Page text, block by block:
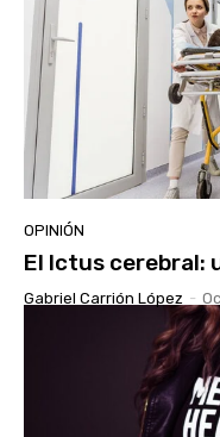
OPINIÓN
El Ictus cerebral:
Gabriel Carrión López -